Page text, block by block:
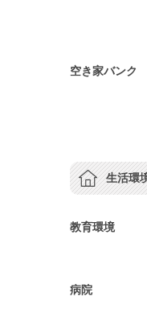
空き家バンク
生活環
教育環境
病院